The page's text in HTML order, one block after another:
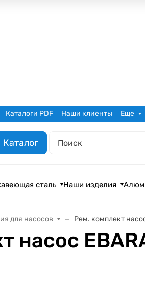
Каталоги PDF Наши клиенты Еще
Каталог
сталь Наши изделия
для насосов Рем. комплект
насос